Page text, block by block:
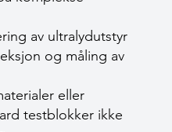
av ultralydutstyr
og måling av
eller
testblokker ikke